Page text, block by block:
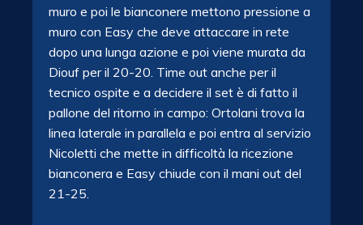
muro e poi le bianconere mettono pressione a
muro con Easy che deve attaccare in rete
dopo una lunga azione e poi viene murata da
Diouf per il 20-20. Time out anche per il
tecnico ospite e a decidere il set è di fatto il
pallone del ritorno in campo: Ortolani trova la
linea laterale in parallela e poi entra al servizio
Nicoletti che mette in difficoltà la ricezione
bianconera e Easy chiude con il mani out del
21-25.